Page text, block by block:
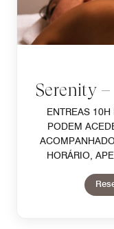
Serenity
ENTREAS
PODEM
HORÁRIO,